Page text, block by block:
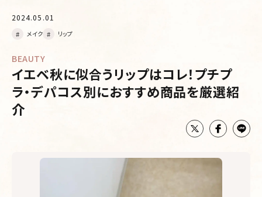
2024.05.01
メイク リップ
BEAUTY
イエベ秋に似合うリップはコレ！プチプ
ラ・デパコス別におすすめ商品を厳選紹
介